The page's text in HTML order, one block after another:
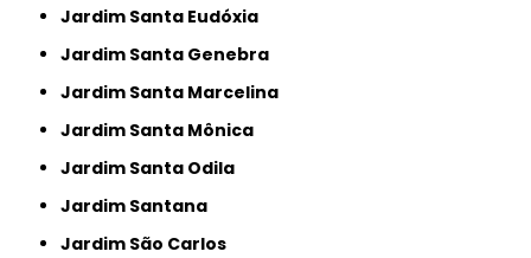
Jardim Santa Eudóxia
Jardim Santa Genebra
Jardim Santa Marcelina
Jardim Santa Mônica
Jardim Santa Odila
Jardim Santana
Jardim São Carlos